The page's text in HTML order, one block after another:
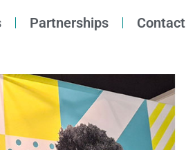
Partnerships Contact